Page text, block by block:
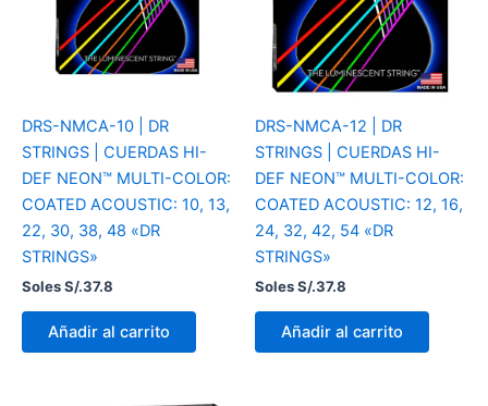
DRS-NMCA-10 | DR
STRINGS | CUERDAS HI-
DEF NEON™ MULTI-COLOR:
COATED ACOUSTIC: 10, 13,
22, 30, 38, 48 «DR
STRINGS»
Soles S/.37.8
Añadir al carrito
DRS-NMCA-12 | DR
STRINGS | CUERDAS HI-
DEF NEON™ MULTI-COLOR:
COATED ACOUSTIC: 12, 16,
24, 32, 42, 54 «DR
STRINGS»
Soles S/.37.8
Añadir al carrito